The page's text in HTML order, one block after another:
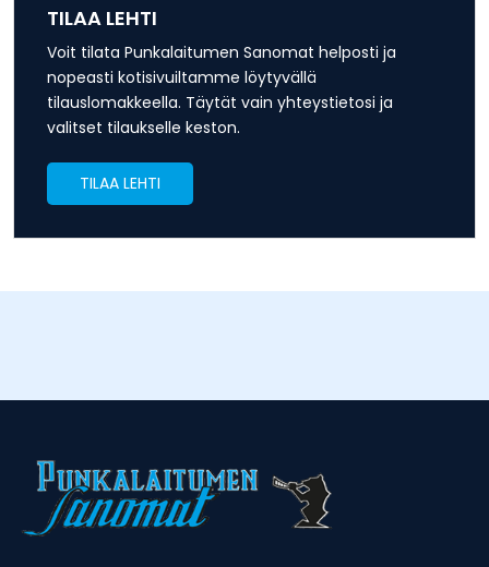
TILAA LEHTI
Voit tilata Punkalaitumen Sanomat helposti ja
nopeasti kotisivuiltamme löytyvällä
tilauslomakkeella. Täytät vain yhteystietosi ja
valitset tilaukselle keston.
TILAA LEHTI